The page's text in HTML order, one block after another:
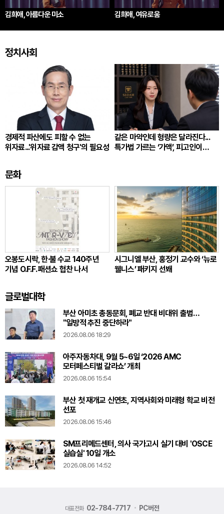
김희애, 아름다운 미소 김희애, 여유로움
정치사회
경제적 파산에도 피할 수 없는
위자료...'위자료 감액 청구'의 필요성
같은 마약인데 형량은 달라진다...
특가법 가르는 ‘가액’, 피고인이
문화
오봉도시락, 한·불 수교 140주년
기념 O.F.F. 패션쇼 협찬 나서
시그니엘 부산, 홍정기 교수와 ‘뉴로
웰니스’ 패키지 선봬
글로벌대학
부산 아미초 총동문회, 폐교 반대 비대위 출범…
"일방적 추진 중단하라"
2026.08.06 18:29
아주자동차대, 9월 5~6일 ‘2026 AMC
모터페스티벌 갈라쇼’ 개최
2026.08.06 15:54
부산 첫 재개교 신연초, 지역사회와 미래형 학교 비전
선포
2026.08.06 15:46
SM프리메드센터, 의사 국가고시 실기 대비 'OSCE
실습실' 10일 개소
2026.08.06 14:52
대표전화 02-784-7717 PC버전